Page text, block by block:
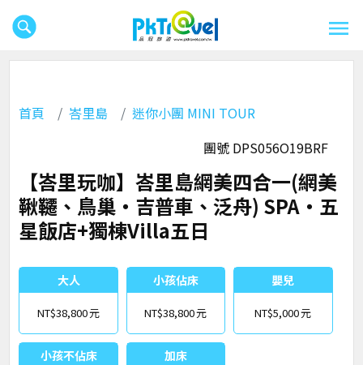
首頁 峇里島
迷你小團 MINI TOUR
團號 DPS056O19BRF
【峇里玩咖】峇里島網美四合一(網美
鞦韆、鳥巢‧吉普車、泛舟) SPA‧五
星飯店+獨棟Villa五日
大人
NT$38,800
小孩佔床
NT$38,800
嬰兒
NT$5,000
小孩不佔床 加床